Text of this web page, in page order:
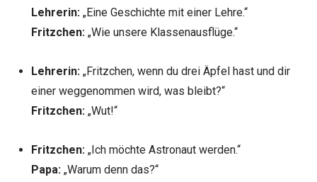
Lehrerin:„Eine Geschichte mit einer Lehre.“
Fritzchen:„Wie unsere Klassenausflüge.“
Lehrerin:„Fritzchen, wenn du drei Äpfel hast und dir
einer weggenommen wird, was bleibt?“
Fritzchen:„Wut!“
Fritzchen:„Ich möchte Astronaut werden.“
Papa:„Warum denn das?“